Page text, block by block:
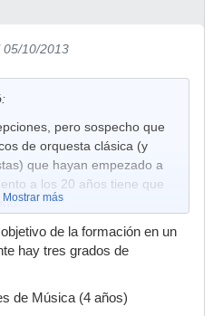
05/10/2013
pero sospecho que
de orquesta clásica (y
que hayan empezado a
a los 20 años tiene que
Mostrar más
de la formación en un
hay tres grados de
de Música (4 años)